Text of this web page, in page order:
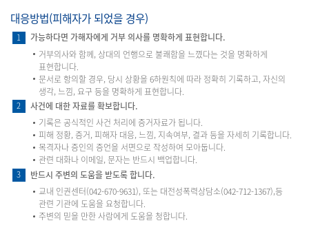
대응방법(피해자가 되었을 경우)
1
가능하다면 가해자에게 거부 의사를 명확하게 표현합니다.
거부의사와 함께, 상대의 언행으로 불쾌함을 느꼈다는 것을 명확하게
표현합니다.
문서로 항의할 경우, 당시 상황을 6하원칙에 따라 정확히 기록하고, 자신의
생각, 느낌, 요구 등을 명확하게 표현합니다.
2
사건에 대한 자료를 확보합니다.
기록은 공식적인 사건 처리에 증거자료가 됩니다.
피해 정황, 증거, 피해자 대응, 느낌, 지속여부, 결과 등을 자세히 기록합니다.
목격자나 증인의 증언을 서면으로 작성하여 모아둡니다.
관련 대화나 이메일, 문자는 반드시 백업합니다.
3
반드시 주변의 도움을 받도록 합니다.
교내 인권센터(042-670-9631), 또는 대전성폭력상담소(042-712-1367),등
관련 기관에 도움을 요청합니다.
주변의 믿을 만한 사람에게 도움을 청합니다.